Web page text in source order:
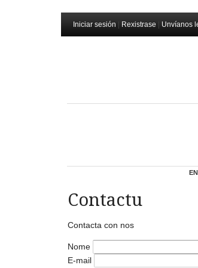
Iniciar sesión Rexistrase Unvíanos
Contactu
Contacta con nos
Nome
E-mail